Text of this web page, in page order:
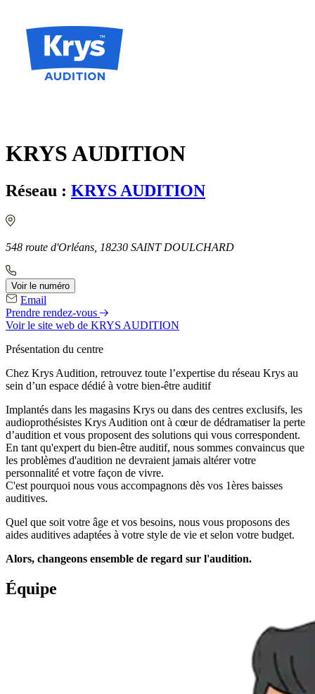
Évènements
KRYS AUDITION
Réseau : KRYS AUDITION
548 route d'Orléans, 18230 SAINT DOULCHARD
Voir le numéro
Email
Prendre rendez-vous
Voir le site web de KRYS AUDITION
Présentation du centre
Chez Krys Audition, retrouvez toute l’expertise du réseau Krys au
sein d’un espace dédié à votre bien-être auditif
Implantés dans les magasins Krys ou dans des centres exclusifs, les
audioprothésistes Krys Audition ont à cœur de dédramatiser la perte
d’audition et vous proposent des solutions qui vous correspondent.
En tant qu'expert du bien-être auditif, nous sommes convaincus que
les problèmes d'audition ne devraient jamais altérer votre
personnalité et votre façon de vivre.
C'est pourquoi nous vous accompagnons dès vos 1ères baisses
auditives.
Quel que soit votre âge et vos besoins, nous vous proposons des
aides auditives adaptées à votre style de vie et selon votre budget.
Alors, changeons ensemble de regard sur l'audition.
Équipe